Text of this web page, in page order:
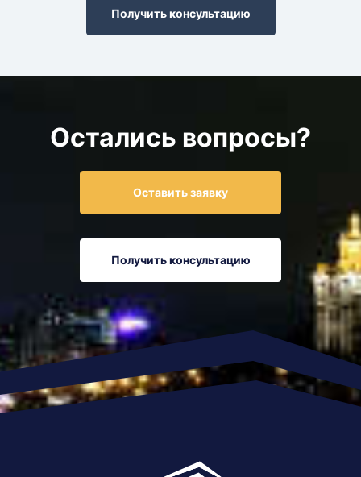
Получить консультацию
Остались вопросы?
Оставить заявку
Получить консультацию